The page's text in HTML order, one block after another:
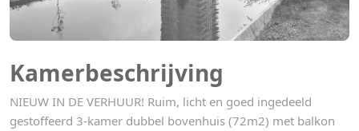
Kamerbeschrijving
NIEUW IN DE VERHUUR! Ruim, licht en goed ingedeeld
gestoffeerd 3-kamer dubbel bovenhuis (72m2) met balkon